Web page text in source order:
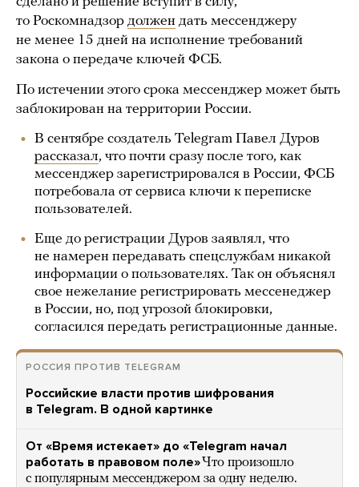
то Роскомнадзор должен дать мессенджеру
не менее 15 дней на исполнение требований
закона о передаче ключей ФСБ.
По истечении этого срока мессенджер может быть
заблокирован на территории России.
В сентябре создатель Telegram Павел Дуров
рассказал, что почти сразу после того, как
мессенджер зарегистрировался в России, ФСБ
потребовала от сервиса ключи к переписке
пользователей.
Еще до регистрации Дуров заявлял, что
не намерен передавать спецслужбам никакой
информации о пользователях. Так он объяснял
свое нежелание регистрировать мессенеджер
в России, но, под угрозой блокировки,
согласился передать регистрационные данные.
РОССИЯ ПРОТИВ TELEGRAM
Российские власти против шифрования
в Telegram. В одной картинке
От «Время истекает» до «Telegram начал
работать в правовом поле»Что произошло
с популярным мессенджером за одну неделю.